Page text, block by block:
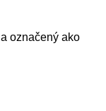
a označený ako